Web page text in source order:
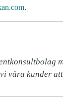
.
våra kunder